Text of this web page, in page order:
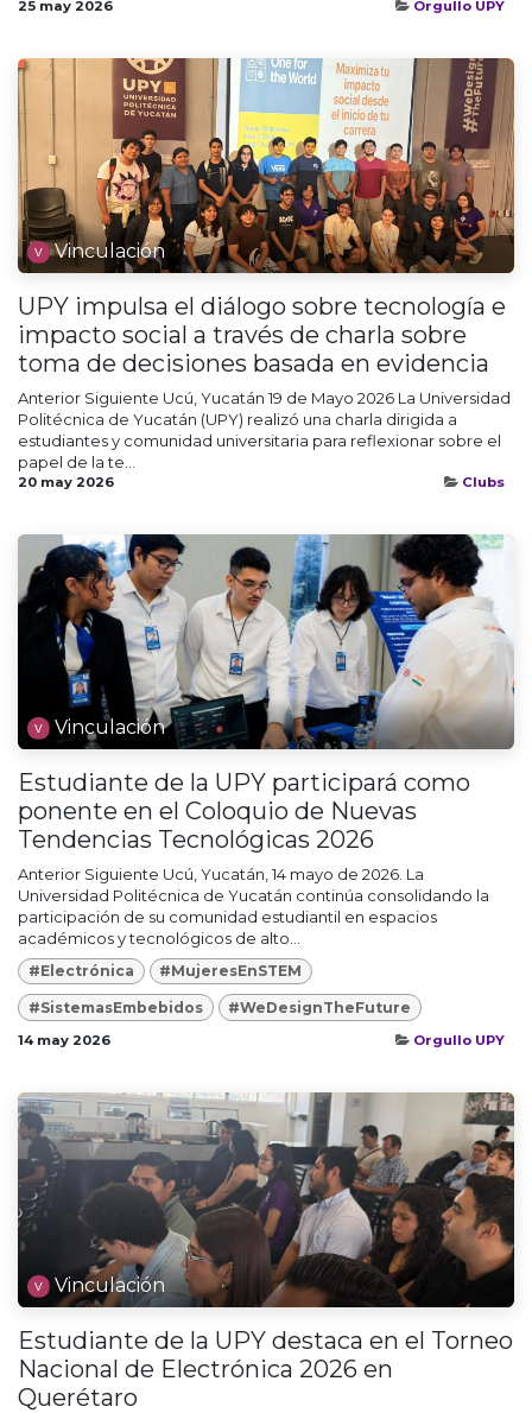
25 may 2026 Orgullo UPY
Vinculación
UPY impulsa el diálogo sobre tecnología e
impacto social a través de charla sobre
toma de decisiones basada en evidencia
Anterior Siguiente Ucú, Yucatán 19 de Mayo 2026 La Universidad
Politécnica de Yucatán (UPY) realizó una charla dirigida a
estudiantes y comunidad universitaria para reflexionar sobre el
papel de la te...
20 may 2026 Clubs
Vinculación
Estudiante de la UPY participará como
ponente en el Coloquio de Nuevas
Tendencias Tecnológicas 2026
Anterior Siguiente Ucú, Yucatán, 14 mayo de 2026. La
Universidad Politécnica de Yucatán continúa consolidando la
participación de su comunidad estudiantil en espacios
académicos y tecnológicos de alto...
#Electrónica #MujeresEnSTEM
#SistemasEmbebidos #WeDesignTheFuture
14 may 2026 Orgullo UPY
Vinculación
Estudiante de la UPY destaca en el Torneo
Nacional de Electrónica 2026 en
Querétaro